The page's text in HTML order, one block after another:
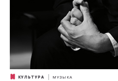
КУЛЬТУРА МУЗЫКА